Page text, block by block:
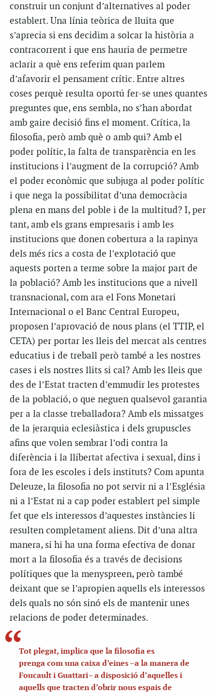
construir un conjunt d’alternatives al poder
establert. Una línia teòrica de lluita que
s’aprecia si ens decidim a solcar la història a
contracorrent i que ens hauria de permetre
aclarir a què ens referim quan parlem
d’afavorir el pensament crític. Entre altres
coses perquè resulta oportú fer-se unes quantes
preguntes que, ens sembla, no s’han abordat
amb gaire decisió fins el moment. Crítica, la
filosofia, però amb què o amb qui? Amb el
poder polític, la falta de transparència en les
institucions i l’augment de la corrupció? Amb
el poder econòmic que subjuga al poder polític
i que nega la possibilitat d’una democràcia
plena en mans del poble i de la multitud? I, per
tant, amb els grans empresaris i amb les
institucions que donen cobertura a la rapinya
dels més rics a costa de l’explotació que
aquests porten a terme sobre la major part de
la població? Amb les institucions que a nivell
transnacional, com ara el Fons Monetari
Internacional o el Banc Central Europeu,
proposen l’aprovació de nous plans (el TTIP, el
CETA) per portar les lleis del mercat als centres
educatius i de treball però també a les nostres
cases i els nostres llits si cal? Amb les lleis que
des de l’Estat tracten d’emmudir les protestes
de la població, o que neguen qualsevol garantia
per a la classe treballadora? Amb els missatges
de la jerarquia eclesiàstica i dels grupuscles
afins que volen sembrar l’odi contra la
diferència i la llibertat afectiva i sexual, dins i
fora de les escoles i dels instituts? Com apunta
Deleuze, la filosofia no pot servir ni a l’Església
ni a l’Estat ni a cap poder establert pel simple
fet que els interessos d’aquestes instàncies li
resulten completament aliens. Dit d’una altra
manera, si hi ha una forma efectiva de donar
mort a la filosofia és a través de decisions
polítiques que la menyspreen, però també
deixant que se l’apropien aquells els interessos
dels quals no són sinó els de mantenir unes
relacions de poder determinades.
Tot plegat, implica que la filosofia es
prenga com una caixa d’eines –a la manera de
Foucault i Guattari– a disposició d’aquelles i
aquells que tracten d’obrir nous espais de